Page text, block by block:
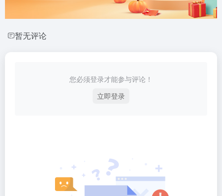
暂无评论
您必须登录才能参与评论！
立即登录